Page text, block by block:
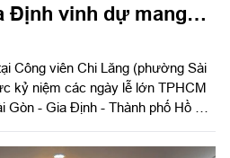
Định vinh dự mang
Minh
Công viên Chi Lăng (phường Sài
kỷ niệm các ngày lễ lớn TPHCM
Gòn - Gia Định - Thành phố Hồ Chí
Ngày Thành phố Sài Gòn - Gia